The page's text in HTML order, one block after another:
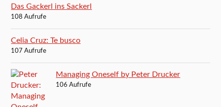
Das Gackerl ins Sackerl
108 Aufrufe
Celia Cruz: Te busco
107 Aufrufe
Managing Oneself by Peter Drucker
106 Aufrufe